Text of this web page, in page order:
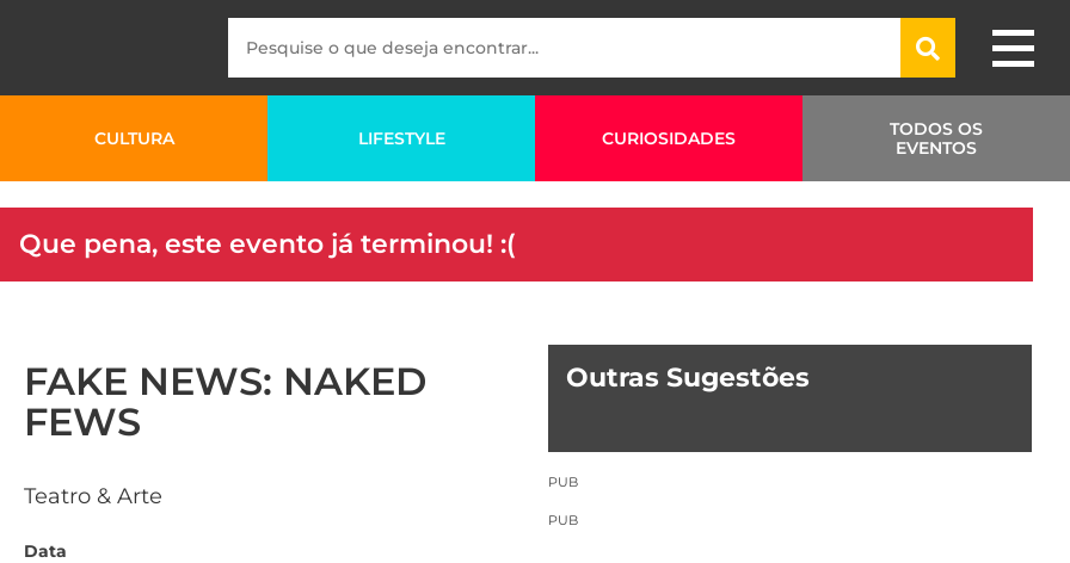
CULTURA LIFESTYLE CURIOSIDADES
TODOS OS
EVENTOS
Que pena, este evento já terminou! :(
FAKE NEWS: NAKED
FEWS
Teatro & Arte
Data
Outras Sugestões
PUB
PUB